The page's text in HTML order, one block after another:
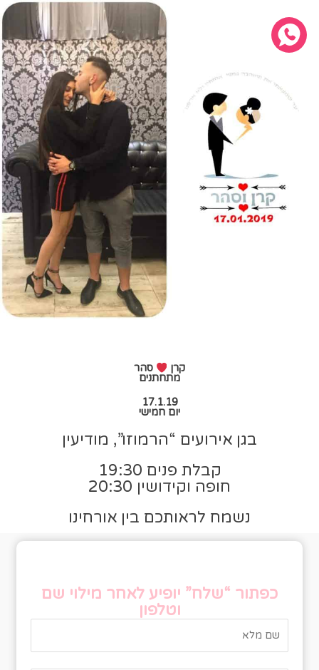
קרן
סהר
מתחתנים
17.1.19
יום חמישי
בגן אירועים “הרמוזו”, מודיעין
קבלת פנים 19:30
חופה וקידושין 20:30
נשמח לראותכם בין אורחינו
כפתור “שלח” יופיע לאחר מילוי שם
וטלפון